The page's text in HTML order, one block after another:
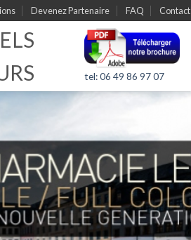
Devenez Partenaire FAQ Contact
tel: 06 49 86 97 07